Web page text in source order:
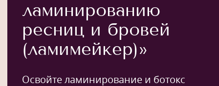
ламинированию
ресниц и бровей
(ламимейкер)»
Освойте ламинирование и ботокс